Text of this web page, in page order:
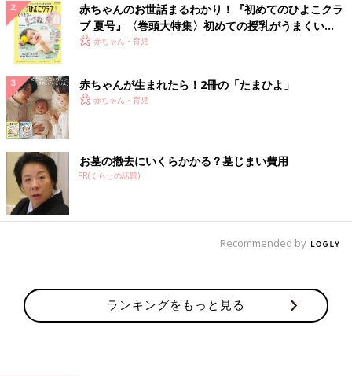
毎月、紙おむつで月齢を書いて記念撮影
――授乳や離乳食はどんなふうに進めましたか？
辻 夢空は1回でミルク缶に書いてある目安量のミルクをなかな
か飲めないんです。1回に飲める量が少ないから、代わりに回数
を多くして、1日のトータルでその月齢の目安量に近づけるよう
にしていました。また飲むときに空気も一緒に飲み込むくせがあ
るのに、げっぷを出すのが苦手だったので、低月齢のときは試行
錯誤しました。
そういえば二男と三男も授乳は苦戦したなぁ。哺乳びんからミル
ぶ、というのをやっていました。
赤ちゃんのお世話まるわかり！『初めてのひよこクラ
ブ 夏号』〈巻頭大特集〉初めての授乳がうまくい
く！ おっぱい・ミルクの基本と夏のトラブル 解決テ
赤ちゃん・育児
赤ちゃんが生まれたら！2冊の「たまひよ」
赤ちゃん・育児
お墓の撤去にいくらかかる？墓じまい費用
PR(くらしの話題)
Recommended by
ランキングをもっと見る